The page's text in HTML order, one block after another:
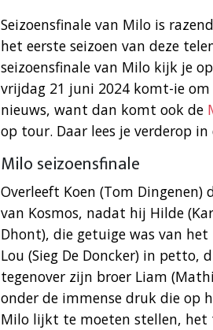
Seizoensfinale van Milo is
het eerste seizoen van deze
seizoensfinale van Milo kijk je
vrijdag 21 juni 2024 komt-ie om
nieuws, want dan komt ook de
op tour. Daar lees je verderop
Milo seizoensfinale
Overleeft Koen (Tom
van Kosmos, nadat hij Hilde
Dhont), die getuige was van
Lou (Sieg De Doncker) in
tegenover zijn broer Liam
onder de immense druk die op
Milo lijkt te moeten stellen, het